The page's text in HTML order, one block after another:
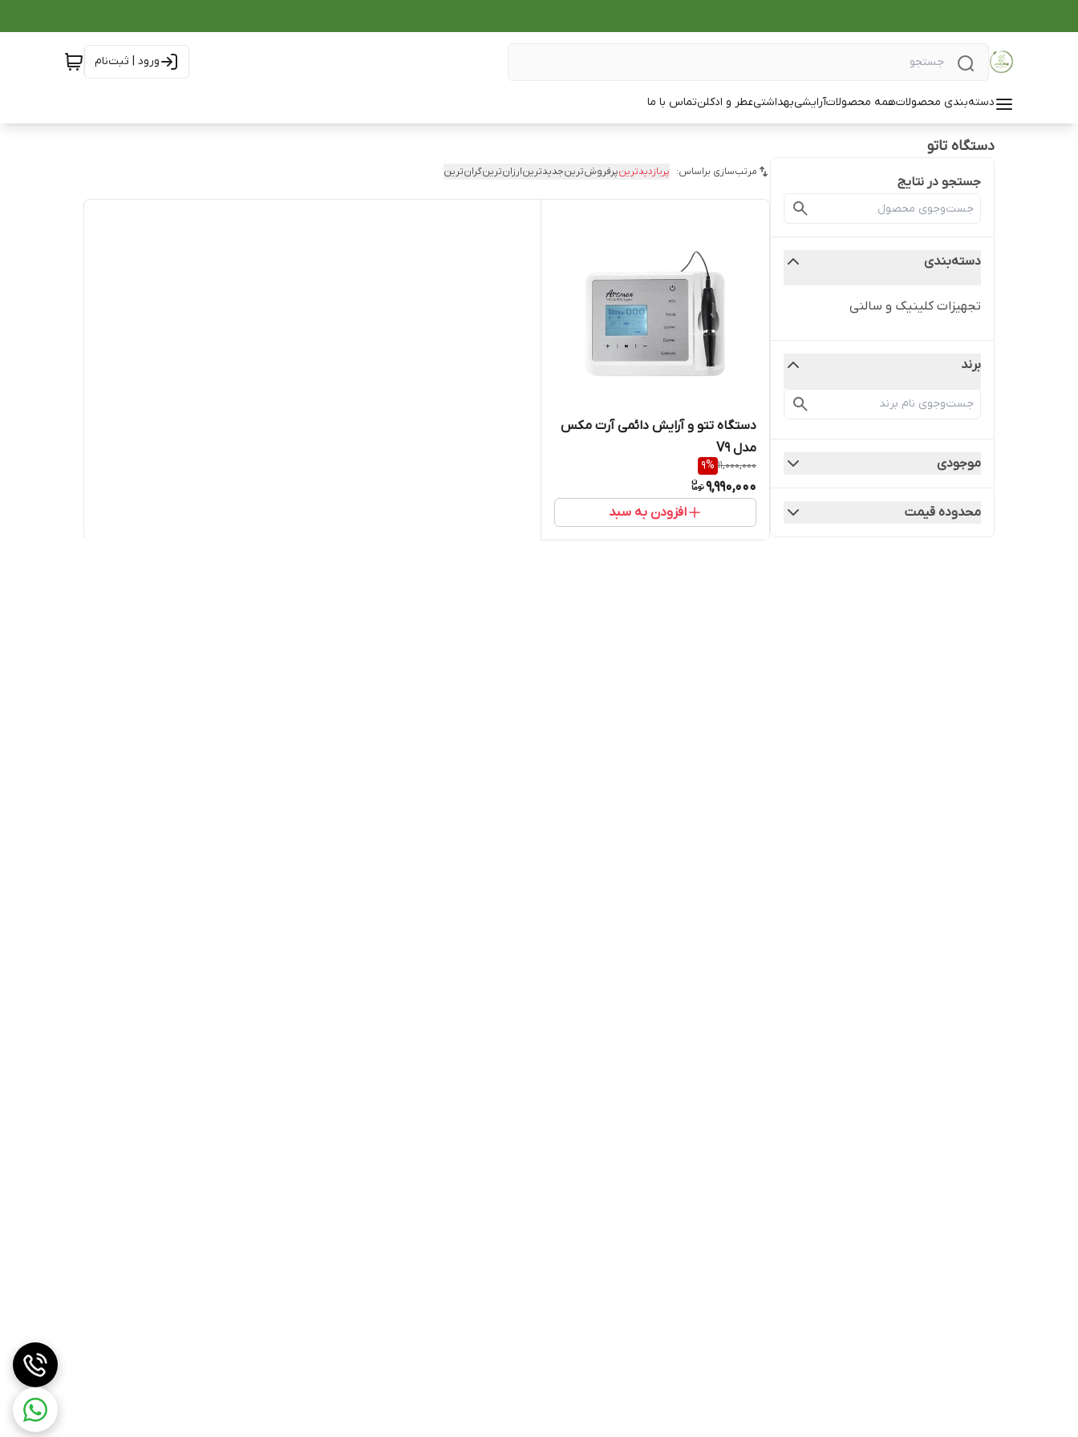
ورود | ثبت‌نام
دسته‌بندی محصولاتهمه محصولاتآرایشیبهداشتیعطر و ادکلنتماس با ما
دستگاه تاتو
جستجو در نتایج
دسته‌بندی
تجهیزات کلینیک و سالنی
برند
موجودی
محدوده قیمت
مرتب‌سازی براساس: پربازدیدترینپرفروش‌ترینجدیدترینارزان‌ترینگران‌ترین
دستگاه تتو و آرایش دائمی آرت مکس
مدل V9
11,000,000
9%
9,990,000
افزودن به سبد